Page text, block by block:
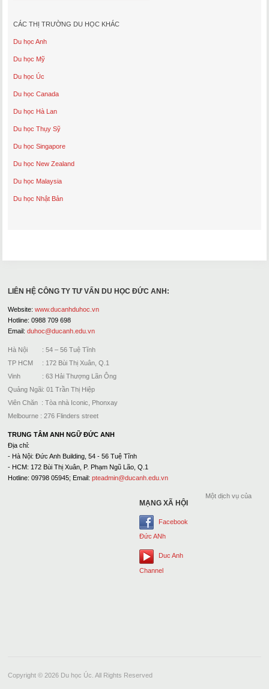
CÁC THỊ TRƯỜNG DU HỌC KHÁC
Du học Anh
Du học Mỹ
Du học Úc
Du học Canada
Du học Hà Lan
Du học Thụy Sỹ
Du học Singapore
Du học New Zealand
Du học Malaysia
Du học Nhật Bản
LIÊN HỆ CÔNG TY TƯ VẤN DU HỌC ĐỨC ANH:
Website: www.ducanhduhoc.vn
Hotline: 0988 709 698
Email: duhoc@ducanh.edu.vn
Hà Nội : 54 – 56 Tuệ Tĩnh
TP HCM : 172 Bùi Thị Xuân, Q.1
Vinh : 63 Hải Thượng Lãn Ông
Quảng Ngãi: 01 Trần Thị Hiệp
Viên Chăn : Tòa nhà Iconic, Phonxay
Melbourne : 276 Flinders street
TRUNG TÂM ANH NGỮ ĐỨC ANH
Địa chỉ:
- Hà Nội: Đức Anh Building, 54 - 56 Tuệ Tĩnh
- HCM: 172 Bùi Thị Xuân, P. Phạm Ngũ Lão, Q.1
Hotline: 09798 05945; Email: pteadmin@ducanh.edu.vn
MẠNG XÃ HỘI
Facebook
Đức ANh
Duc Anh
Channel
Một dịch vụ của
Copyright © 2026 Du học Úc. All Rights Reserved